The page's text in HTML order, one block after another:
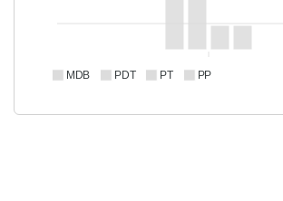
MDB PDT PT PP